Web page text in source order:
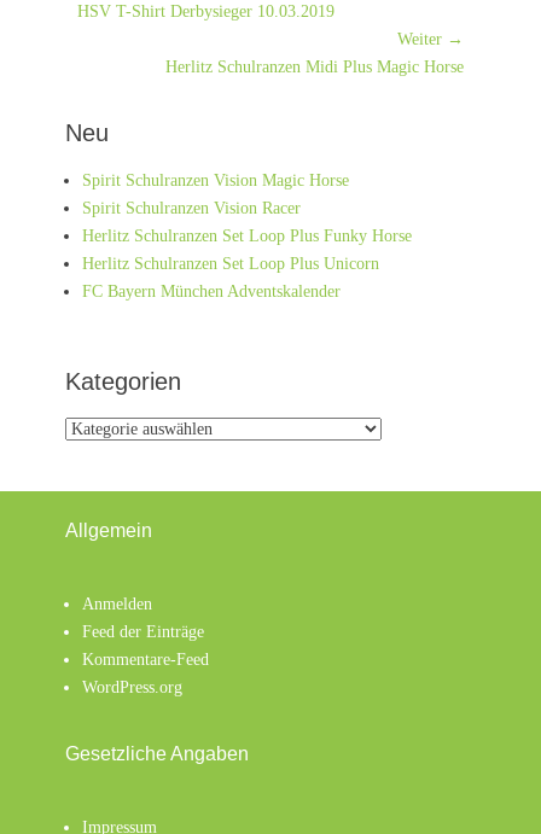
Navigation
Vorheriger
HSV T-Shirt Derbysieger 10.03.2019
Weiter →
Herlitz Schulranzen Midi Plus Magic Horse
Neu
Spirit Schulranzen Vision Magic Horse
Spirit Schulranzen Vision Racer
Herlitz Schulranzen Set Loop Plus Funky Horse
Herlitz Schulranzen Set Loop Plus Unicorn
FC Bayern München Adventskalender
Kategorien
Kategorien
Allgemein
Anmelden
Feed der Einträge
Kommentare-Feed
WordPress.org
Gesetzliche Angaben
Impressum